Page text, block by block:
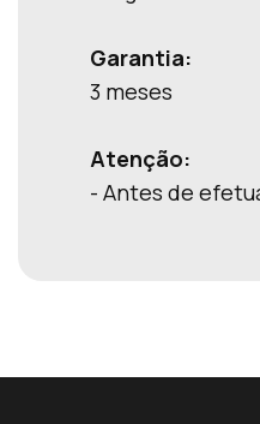
Garantia:
3 meses
Atenção:
- Antes de